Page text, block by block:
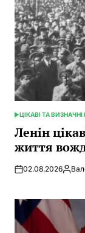
POSTED
IN
ЦІКАВІ ТА ВИЗНАЧНІ
Ленін
життя
02.08.2026Posted